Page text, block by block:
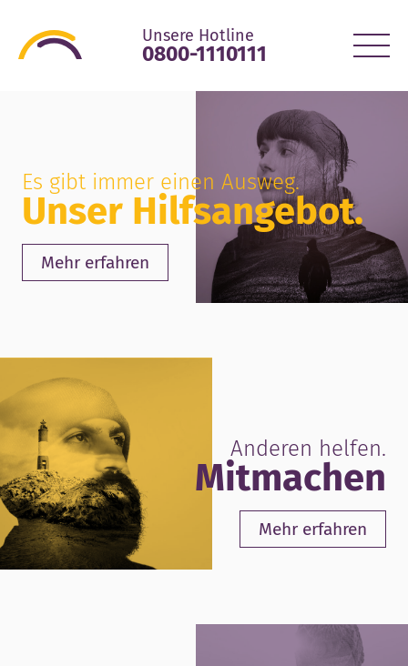
Unsere Hotline
0800-1110111
Es gibt immer einen Ausweg.
Unser Hilfsangebot.
Mehr erfahren
Anderen helfen.
Mitmachen
Mehr erfahren